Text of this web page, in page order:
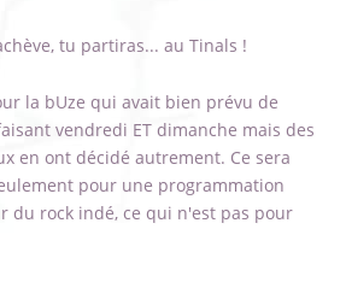
tu partiras... au Tinals !
la bUze qui avait bien prévu de
vendredi ET dimanche mais des
en ont décidé autrement. Ce sera
pour une programmation
du rock indé, ce qui n'est pas pour